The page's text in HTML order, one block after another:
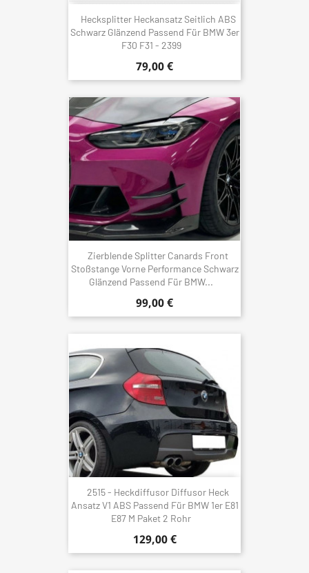
Hecksplitter Heckansatz Seitlich ABS
Schwarz Glänzend Passend Für BMW 3er
F30 F31 - 2399
79,00 €
Zierblende Splitter Canards Front
Stoßstange Vorne Performance Schwarz
Glänzend Passend Für BMW...
99,00 €
2515 - Heckdiffusor Diffusor Heck
Ansatz V1 ABS Passend Für BMW 1er E81
E87 M Paket 2 Rohr
129,00 €